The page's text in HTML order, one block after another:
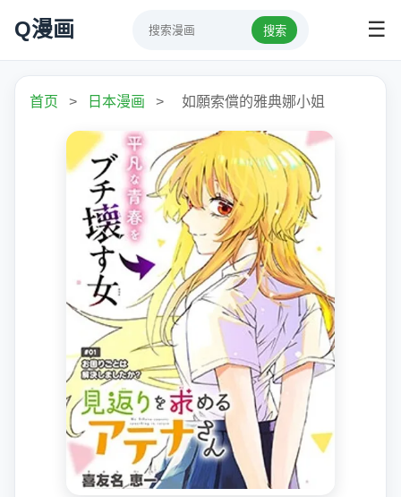
Q漫画 搜索 ☰
首页 > 日本漫画 > 如願索償的雅典娜小姐